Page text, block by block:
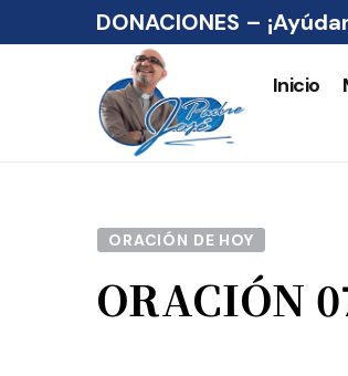
DONACIONES –
Inicio
ORACIÓN DE HOY
ORACIÓN